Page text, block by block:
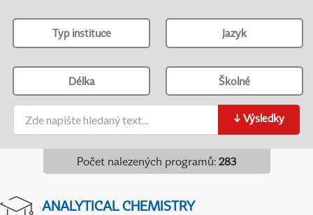
Typ instituce Jazyk
Délka Školné
↓ Výsledky
Počet nalezených programů: 283
ANALYTICAL CHEMISTRY